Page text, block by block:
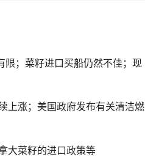
限；菜籽进口买船仍然不佳；现
上涨；美国政府发布有关清洁燃
大菜籽的进口政策等